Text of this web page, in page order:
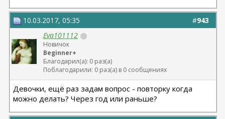
#943
10.03.2017, 05:35
Eva101112
Новичок
Beginner+
Благодарил(а): 0 раз(а)
Поблагодарили: 0 раз(а) в 0 сообщениях
Девочки, ещё раз задам вопрос - повторку когда
можно делать? Через год или раньше?